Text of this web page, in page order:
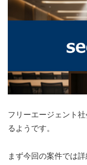
フリーエージェント
るようです。
まず今回の案件では